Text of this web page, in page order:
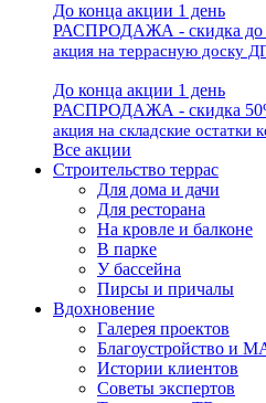
До конца акции 1 день
РАСПРОДАЖА - скидка до
акция на террасную доску
До конца акции 1 день
РАСПРОДАЖА - скидка
акция на складские остатки
Все акции
Строительство террас
Для дома и дачи
Для ресторана
На кровле и балконе
В парке
У бассейна
Пирсы и причалы
Вдохновение
Галерея проектов
Благоустройство и
Истории клиентов
Советы экспертов